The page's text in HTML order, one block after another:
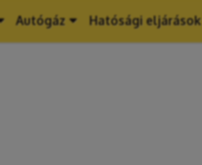
Autógáz Hatósági eljárások